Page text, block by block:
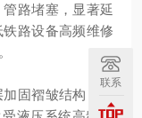
路堵塞，显著延
路设备高频维修
固褶皱结构，额
联系